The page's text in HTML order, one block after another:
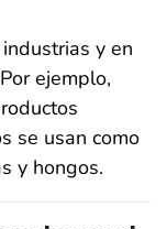
y en
ejemplo,
se usan como
y hongos.